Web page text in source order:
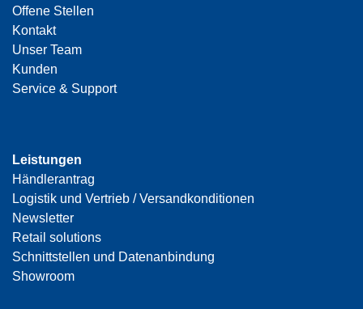
Offene Stellen
Kontakt
Unser Team
Kunden
Service & Support
Leistungen
Händlerantrag
Logistik und Vertrieb / Versandkonditionen
Newsletter
Retail solutions
Schnittstellen und Datenanbindung
Showroom